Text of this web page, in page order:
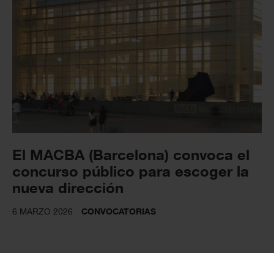
El MACBA (Barcelona) convoca el
concurso público para escoger la
nueva dirección
6 MARZO 2026 CONVOCATORIAS